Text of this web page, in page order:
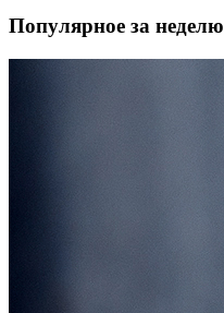
Популярное за неделю